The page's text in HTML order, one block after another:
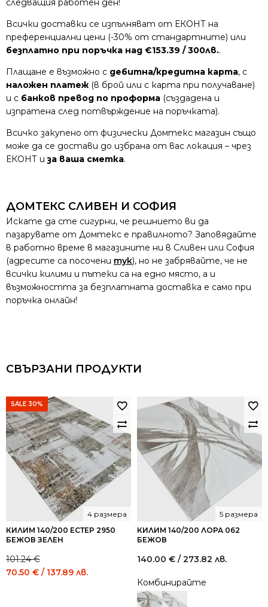
следващия работен ден!
Всички доставки се изпълняват от ЕКОНТ на
преференциални цени (-30% от стандартните) или
безплатно при поръчка над €153.39 / 300лв..
Плащане е възможно с дебитна/кредитна карта, с
наложен платеж (в брой или с карта при получаване)
и с банков превод по проформа (създадена и
изпратена след потвърждение на поръчката).
Всичко закупено от физически Домтекс магазин също
може да се достави до избрана от вас локация – чрез
ЕКОНТ иза ваша сметка.
ДОМТЕКС СЛИВЕН И СОФИЯ
Искате да сте сигурни, че решнието ви да
пазарувате от Домтекс е правилното? Заповядайте
в работно време в магазините ни в Сливен или София
(адресите са посочени тук), но не забрявайте, че не
всички килими и пътеки са на едно място, а и
възможността за безплатната доставка е само при
поръчка онлайн!
СВЪРЗАНИ ПРОДУКТИ
SALE 30%
КИЛИМ 140/200 ЕСТЕР 2950
БЕЖОВ ЗЕЛЕН
4 размера
101.24€
Original
70.50 € / 137.89 лв.
КИЛИМ 140/200 ЛОРА 062
БЕЖОВ
5 размера
140.00 € / 273.82 лв.
Комбинирайте